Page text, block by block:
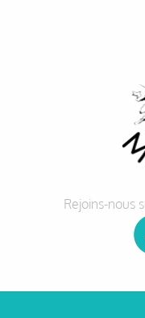
Rejoins-nous